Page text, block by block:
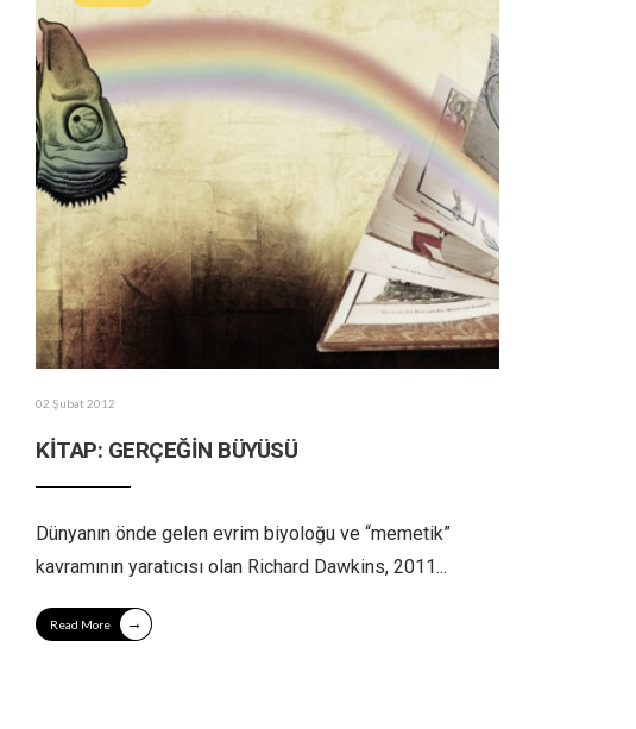
02 Şubat 2012
KİTAP: GERÇEĞİN BÜYÜSÜ
Dünyanın önde gelen evrim biyoloğu ve “memetik”
kavramının yaratıcısı olan Richard Dawkins, 2011...
Read More →